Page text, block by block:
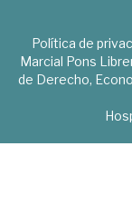
Política de
Marcial Pons
de Derecho,